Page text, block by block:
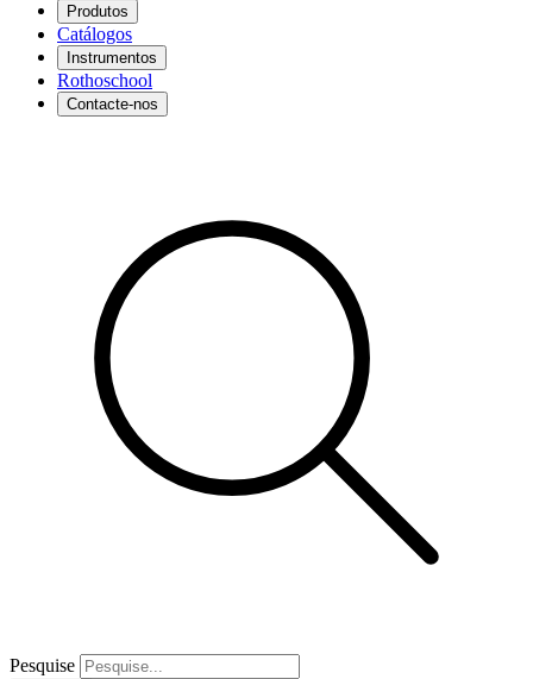
Produtos
Catálogos
Instrumentos
Rothoschool
Contacte-nos
Pesquise